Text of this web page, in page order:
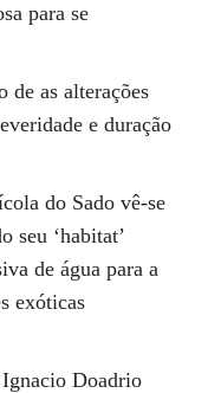
para se
de as alterações
e duração
do Sado vê-se
seu ‘habitat’
de água para a
exóticas
Doadrio